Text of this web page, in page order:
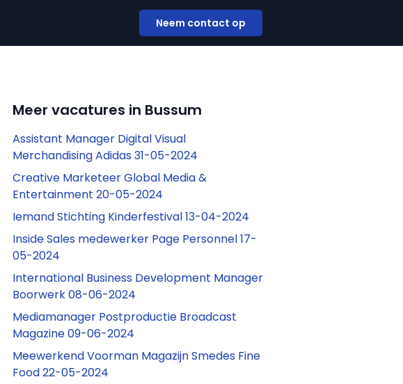
Neem contact op
Meer vacatures in Bussum
Assistant Manager Digital Visual
Merchandising Adidas 31-05-2024
Creative Marketeer Global Media &
Entertainment 20-05-2024
Iemand Stichting Kinderfestival 13-04-2024
Inside Sales medewerker Page Personnel 17-
05-2024
International Business Development Manager
Boorwerk 08-06-2024
Mediamanager Postproductie Broadcast
Magazine 09-06-2024
Meewerkend Voorman Magazijn Smedes Fine
Food 22-05-2024